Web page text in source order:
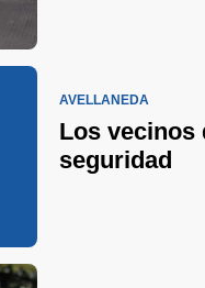
AVELLANEDA
Los vecinos
seguridad